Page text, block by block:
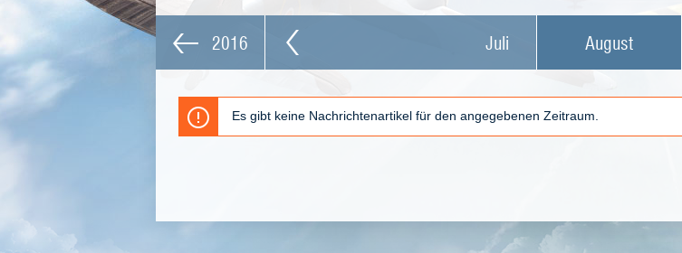
2016 Juli August
Es gibt keine Nachrichtenartikel für den angegebenen Zeitraum.